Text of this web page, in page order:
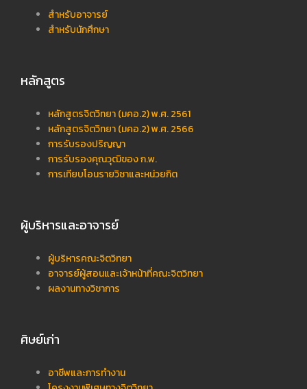
สำหรับอาจารย์
สำหรับนักศึกษา
หลักสูตร
หลักสูตรจิตวิทยา (มคอ.2) พ.ศ. 2561
หลักสูตรจิตวิทยา (มคอ.2) พ.ศ. 2566
การรับรองปริญญา
การรับรองคุณวุฒิของ ก.พ.
การเทียบโอนรายวิชาและหน่วยกิต
ผู้บริหารและอาจารย์
ผู้บริหารคณะจิตวิทยา
อาจารย์ผู้สอนและเจ้าหน้าที่คณะจิตวิทยา
ผลงานทางวิชาการ
ศิษย์เก่า
อาชีพและการทำงาน